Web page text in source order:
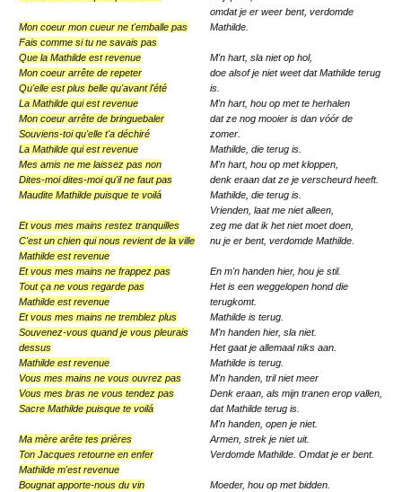
Mon coeur mon cueur ne t'emballe pas
Fais comme si tu ne savais pas
Que la Mathilde est revenue
Mon coeur arrête de repeter
Qu'elle est plus belle qu'avant l'été
La Mathilde qui est revenue
Mon coeur arrête de bringuebaler
Souviens-toi qu'elle t'a déchiré
La Mathilde qui est revenue
Mes amis ne me laissez pas non
Dites-moi dites-moi qu'il ne faut pas
Maudite Mathilde puisque te voilá
Et vous mes mains restez tranquilles
C'est un chien qui nous revient de la ville
Mathilde est revenue
Et vous mes mains ne frappez pas
Tout ça ne vous regarde pas
Mathilde est revenue
Et vous mes mains ne tremblez plus
Souvenez-vous quand je vous pleurais
dessus
Mathilde est revenue
Vous mes mains ne vous ouvrez pas
Vous mes bras ne vous tendez pas
Sacre Mathilde puisque te voilá
Ma mère arête tes prières
Ton Jacques retourne en enfer
Mathilde m'est revenue
Bougnat apporte-nous du vin
omdat je er weer bent, verdomde
Mathil­de.
M'n hart, sla niet op hol,
doe al­sof je niet weet dat Mathilde terug
is.
M'n hart, hou op met te herhalen
dat ze nog mooier is dan vóór de
zomer.
Mathilde, die terug is.
M'n hart, hou op met kloppen,
denk eraan dat ze je ver­scheurd heeft.
Mathilde, die terug is.
Vrien­den, laat me niet alleen,
zeg me dat ik het niet moet doen,
nu je er bent, verdomde Mathilde.
En m'n handen hier, hou je stil.
Het is een weggelopen hond die
terugkomt.
Mathilde is terug.
M'n handen hier, sla niet.
Het gaat je allemaal niks aan.
Mathilde is terug.
M'n handen, tril niet meer
Denk eraan, als mijn tranen erop vallen,
dat Ma­thilde terug is.
M'n handen, open je niet.
Armen, strek je niet uit.
Verdomde Mathilde. Omdat je er bent.
Moeder, hou op met bid­den.